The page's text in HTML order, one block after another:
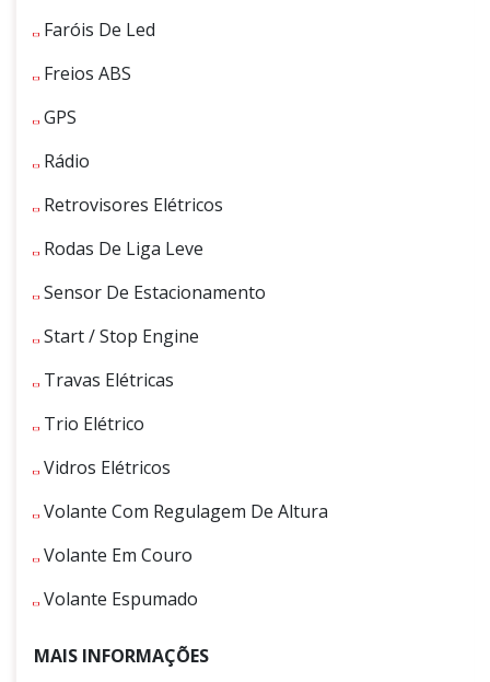
Faróis De Led
Freios ABS
GPS
Rádio
Retrovisores Elétricos
Rodas De Liga Leve
Sensor De Estacionamento
Start / Stop Engine
Travas Elétricas
Trio Elétrico
Vidros Elétricos
Volante Com Regulagem De Altura
Volante Em Couro
Volante Espumado
MAIS INFORMAÇÕES